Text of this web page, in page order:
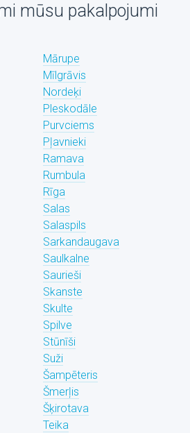
mūsu pakalpojumi
Mārupe
Mīlgrāvis
Nordeķi
Pleskodāle
Purvciems
Pļavnieki
Ramava
Rumbula
Rīga
Salas
Salaspils
Sarkandaugava
Saulkalne
Saurieši
Skanste
Skulte
Spilve
Stūnīši
Suži
Šampēteris
Šmerļis
Šķirotava
Teika